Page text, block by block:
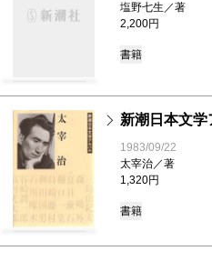
塩野七生／著
2,200円
書籍
新潮日本文
1983/09/22
太宰治／著
1,320円
書籍